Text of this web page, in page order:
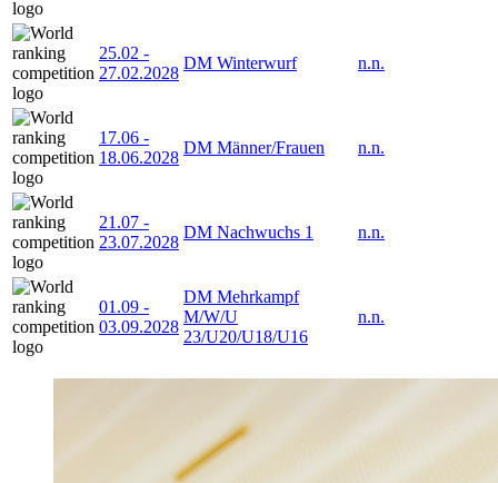
25.02 -
27.02.2028
DM Winterwurf n.n.
17.06 -
18.06.2028
DM Männer/Frauen n.n.
21.07 -
23.07.2028
DM Nachwuchs 1 n.n.
01.09 -
03.09.2028
DM Mehrkampf
M/W/U
23/U20/U18/U16
n.n.